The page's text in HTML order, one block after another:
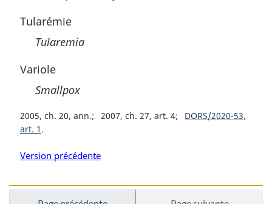
Tularémie
Tularemia
Variole
Smallpox
2005, ch. 20, ann. 2007, ch. 27, art. 4
DORS/2020-53,
art. 1
Version précédente